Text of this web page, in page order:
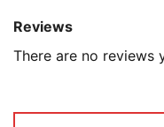
Reviews
There are no reviews